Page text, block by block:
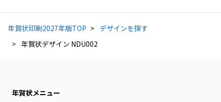
年賀状印刷2027年版TOP
デザインを探す
年賀状デザイン NDU002
年賀状メニュー